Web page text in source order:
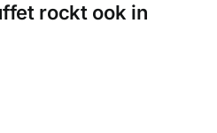
rockt ook in